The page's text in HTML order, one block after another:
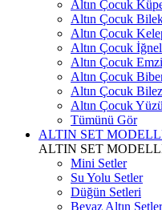
Altın Çocuk
Altın Çocuk
Altın Çocuk
Altın Çocuk
Altın Çocuk
Altın Çocuk
Altın Çocuk
Altın Çocuk
Tümünü Gör
ALTIN SET
ALTIN SET
Mini Setler
Su Yolu Setler
Düğün Setleri
Beyaz Altın Setler